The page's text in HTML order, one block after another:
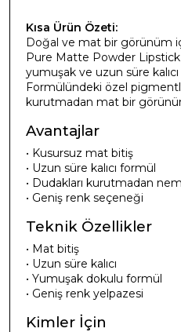
Kısa Ürün Özeti:
Doğal ve mat bir görünüm
Pure Matte Powder Lipstick
yumuşak ve uzun süre
Formülündeki özel
kurutmadan mat bir
Avantajlar
• Kusursuz mat bitiş
• Uzun süre kalıcı formül
• Dudakları kurutmadan
• Geniş renk seçeneği
Teknik Özellikler
• Mat bitiş
• Uzun süre kalıcı
• Yumuşak dokulu formül
• Geniş renk yelpazesi
Kimler İçin